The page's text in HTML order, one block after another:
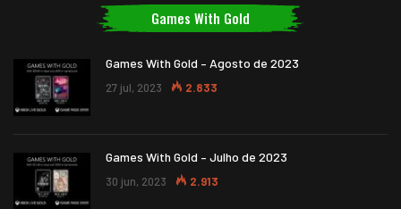
Games With Gold
Games With Gold – Agosto de 2023
27 jul, 2023 2.833
Games With Gold – Julho de 2023
30 jun, 2023 2.913